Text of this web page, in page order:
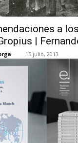
a
|
- 15 julio, 2013